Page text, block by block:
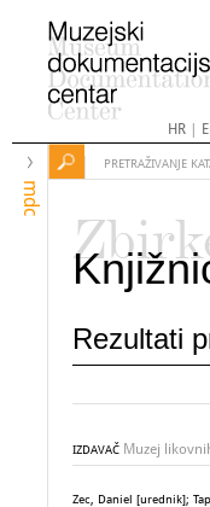
HR|
mdc
PRETRAŽIVANJE
Rezultati
IZDAVAČ Muzej
Zec, Daniel [urednik];